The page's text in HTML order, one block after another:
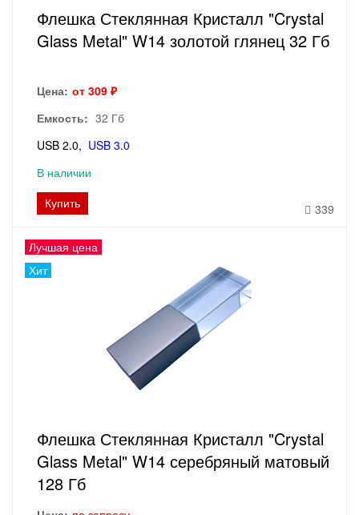
Флешка Стеклянная Кристалл "Crystal
Glass Metal" W14 золотой глянец 32 Гб
Цена: от 309 ₽
Емкость: 32 Гб
USB 2.0
USB 3.0
В наличии
Купить
339
Лучшая цена
Хит
Флешка Стеклянная Кристалл "Crystal
Glass Metal" W14 серебряный матовый
128 Гб